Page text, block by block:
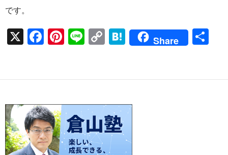
です。
X
F
b
o
o
k
Pi
es
t
Li
C
y
Li
n
k
H
n
a
Share